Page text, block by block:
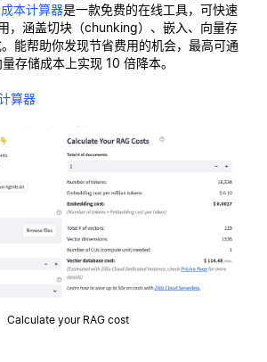
本计算器是一款免费的在线工具，可快速
，涵盖切块（chunking）、嵌入、向量存
能帮助你发现节省费用的机会，最高可通
存储成本上实现 10 倍降本。
算器
Calculate your RAG cost